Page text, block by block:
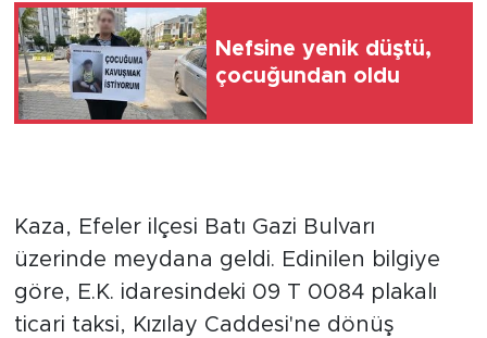
Nefsine yenik düştü,
çocuğundan oldu
Kaza, Efeler ilçesi Batı Gazi Bulvarı
üzerinde meydana geldi. Edinilen bilgiye
göre, E.K. idaresindeki 09 T 0084 plakalı
ticari taksi, Kızılay Caddesi'ne dönüş